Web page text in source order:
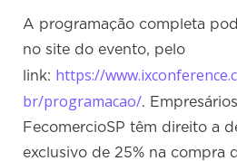
A programação completa
no site do evento, pelo
link: https://
br/programacao/.
FecomercioSP têm direito a
exclusivo de 25% na compra